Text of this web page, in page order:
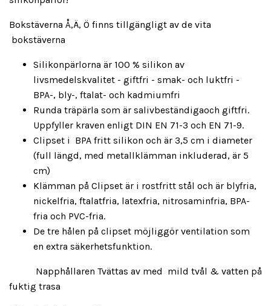
Bokstäverna Å,Ä, Ö finns tillgängligt av de vita
bokstäverna
Silikonpärlorna är 100 % silikon av
livsmedelskvalitet - giftfri - smak- och luktfri -
BPA-, bly-, ftalat- och kadmiumfri
Runda träpärla som är salivbeständigaoch giftfri.
Uppfyller kraven enligt DIN EN 71-3 och EN 71-9.
Clipset i BPA fritt silikon och är 3,5 cm i diameter
(full längd, med metallklämman inkluderad, är 5
cm)
Klämman på Clipset är i rostfritt stål och är blyfria,
nickelfria, ftalatfria, latexfria, nitrosaminfria, BPA-
fria och PVC-fria.
De tre hålen på clipset möjliggör ventilation som
en extra säkerhetsfunktion.
Napphållaren Tvättas av med mild tvål & vatten på
fuktig trasa